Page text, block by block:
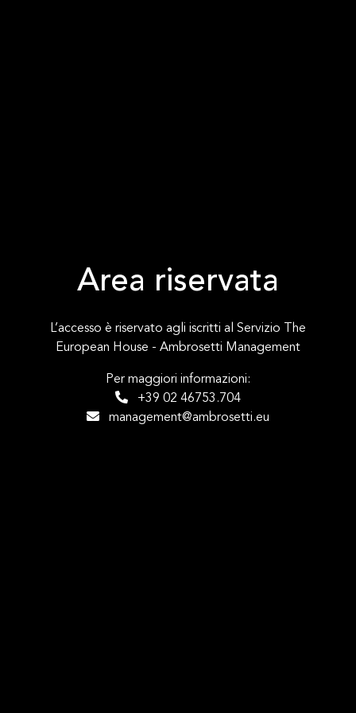
Area riservata
L’accesso è riservato agli iscritti al Servizio The
European House - Ambrosetti Management
Per maggiori informazioni:
+39 02 46753.704
management@ambrosetti.eu